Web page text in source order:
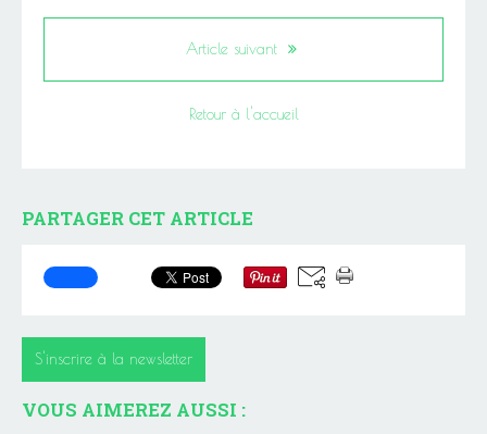
Article suivant
Retour à l'accueil
PARTAGER CET ARTICLE
S'inscrire à la newsletter
VOUS AIMEREZ AUSSI :